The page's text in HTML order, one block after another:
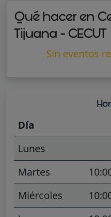
Qué hacer en
Tijuana - CECUT
Sin eventos
Día
Lunes
Martes
Miércoles